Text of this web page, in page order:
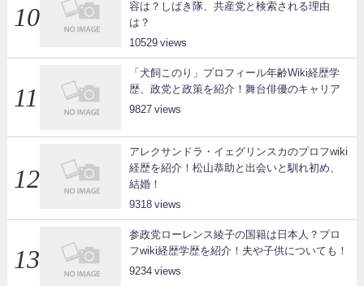
容は？しばき隊、共産党と検索される理由
は？
10529
「犬飼このり」プロフィール年齢Wiki経歴学
歴、政党と政策を紹介！舞台俳優のキャリア
9827
アレクサンドラ・イェグリンスカのプロフwiki
経歴を紹介！松山恭助と出会いと馴れ初め、
結婚！
9318
参政党ローレンス綾子の国籍は日本人？プロ
フwiki経歴学歴を紹介！夫や子供についても！
9234